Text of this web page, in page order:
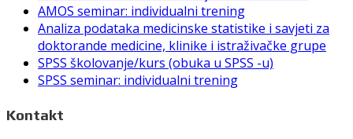
AMOS seminar: individualni trening
Analiza podataka medicinske statistike i savjeti za
doktorande medicine, klinike i istraživačke grupe
SPSS školovanje/kurs (obuka u SPSS -u)
SPSS seminar: individualni trening
Kontakt